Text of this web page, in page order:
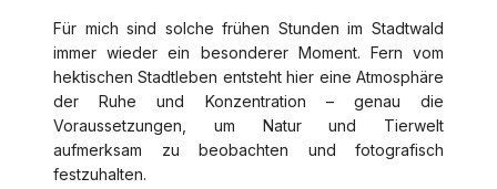
Für mich sind solche frühen Stunden im Stadtwald
immer wieder ein besonderer Moment. Fern vom
hektischen Stadtleben entsteht hier eine Atmosphäre
der Ruhe und Konzentration – genau die
Voraussetzungen, um Natur und Tierwelt
aufmerksam zu beobachten und fotografisch
festzuhalten.